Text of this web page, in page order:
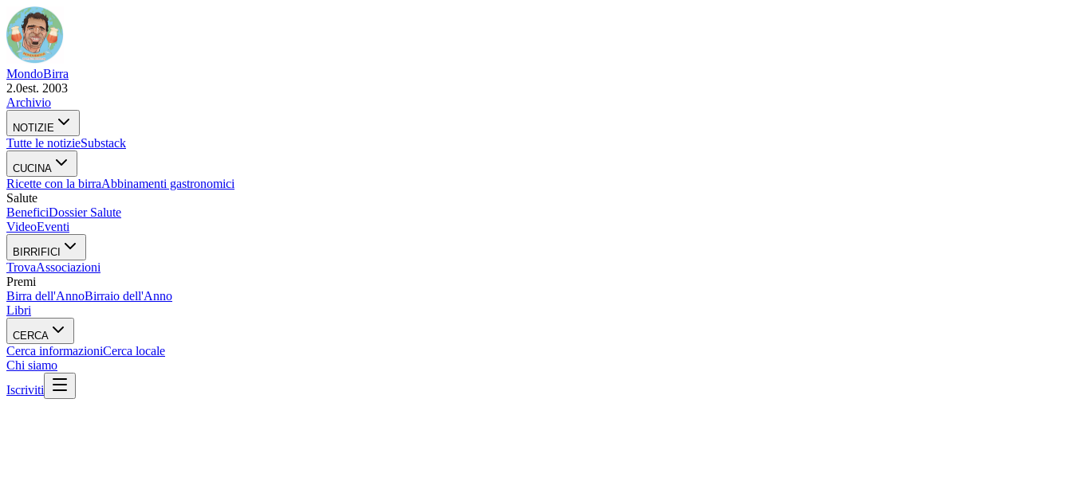
MondoBirra
2.0est. 2003
Archivio
NOTIZIE
Tutte le notizieSubstack
CUCINA
Ricette con la birraAbbinamenti gastronomici
Salute
BeneficiDossier Salute
VideoEventi
BIRRIFICI
TrovaAssociazioni
Premi
Birra dell'AnnoBirraio dell'Anno
Libri
CERCA
Cerca informazioniCerca locale
Chi siamo
Iscriviti